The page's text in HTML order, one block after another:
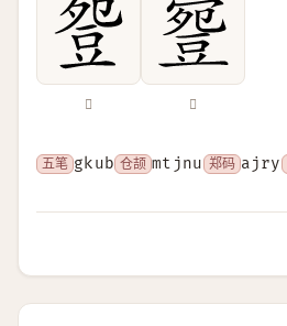
𧯡 𧯳
五笔 gkub 仓颉 mtjnu 郑码 ajry